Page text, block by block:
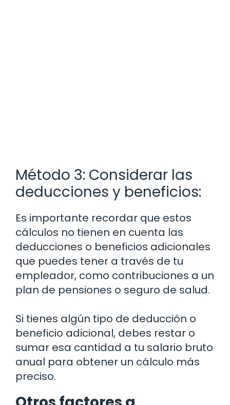
Método 3: Considerar las
deducciones y beneficios:
Es importante recordar que estos
cálculos no tienen en cuenta las
deducciones o beneficios adicionales
que puedes tener a través de tu
empleador, como contribuciones a un
plan de pensiones o seguro de salud.
Si tienes algún tipo de deducción o
beneficio adicional, debes restar o
sumar esa cantidad a tu salario bruto
anual para obtener un cálculo más
preciso.